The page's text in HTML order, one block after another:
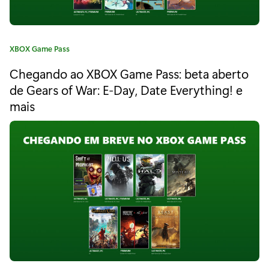
r
G
r
a
ç
a
:
T
o
w
C
t
e
o
r
XBOX Game Pass
Chegando ao XBOX Game Pass: beta aberto
de Gears of War: E-Day, Date Everything! e
mais